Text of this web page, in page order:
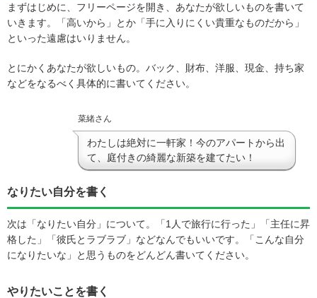
まずはじめに、フリーページを開き、あなたが欲しいものを書いて
いきます。「高いから」とか「手に入りにくい貴重なものだから」
といった遠慮はいりません。
とにかくあなたが欲しいもの。バック、財布、洋服、現金、持ち家
などをなるべく具体的に書いてください。
菜緒さん
わたしは絶対に一軒家！今のアパートから出
て、庭付きの綺麗な新築を建てたい！
なりたい自分を書く
次は「なりたい自分」について。「1人で旅行に行った」「主任に昇
格した」「彼氏とラブラブ」などなんでもいいです。「こんな自分
になりたいな」と思うものをどんどん書いてください。
やりたいことを書く